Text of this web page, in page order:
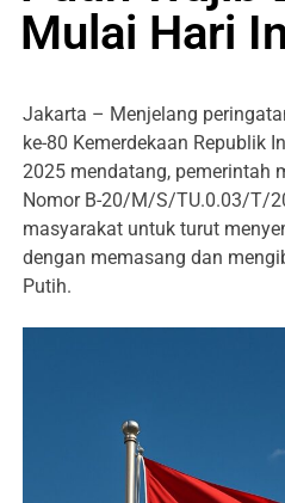
Mulai Hari
Jakarta – Menjelang
ke-80 Kemerdekaan Republik
2025 mendatang, pemerintah
Nomor B-20/M/S/TU.0.03/T/
masyarakat untuk turut
dengan memasang dan
Putih.